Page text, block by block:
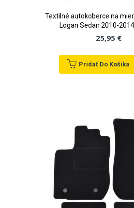
Textilné autokoberce na
Logan Sedan 2010-
25,95 €
Pridať Do Košíka